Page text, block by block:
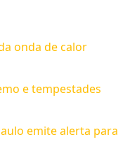
onda de calor
e tempestades
emite alerta para